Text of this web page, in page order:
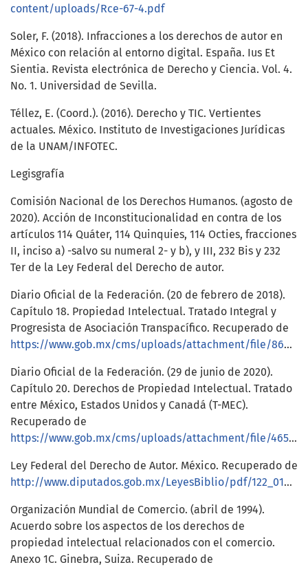
content/uploads/Rce-67-4.pdf
Soler, F. (2018). Infracciones a los derechos de autor en
México con relación al entorno digital. España. Ius Et
Sientia. Revista electrónica de Derecho y Ciencia. Vol. 4.
No. 1. Universidad de Sevilla.
Téllez, E. (Coord.). (2016). Derecho y TIC. Vertientes
actuales. México. Instituto de Investigaciones Jurídicas
de la UNAM/INFOTEC.
Legisgrafía
Comisión Nacional de los Derechos Humanos. (agosto de
2020). Acción de Inconstitucionalidad en contra de los
artículos 114 Quáter, 114 Quinquies, 114 Octies, fracciones
II, inciso a) -salvo su numeral 2- y b), y III, 232 Bis y 232
Ter de la Ley Federal del Derecho de autor.
Diario Oficial de la Federación. (20 de febrero de 2018).
Capítulo 18. Propiedad Intelectual. Tratado Integral y
Progresista de Asociación Transpacífico. Recuperado de
https://www.gob.mx/cms/uploads/attachment/file/86486/18._Propiedad_Intelectual.pdf
Diario Oficial de la Federación. (29 de junio de 2020).
Capítulo 20. Derechos de Propiedad Intelectual. Tratado
entre México, Estados Unidos y Canadá (T-MEC).
Recuperado de
https://www.gob.mx/cms/uploads/attachment/file/465802/20ESPDerechosdeProESPDerechosdeProp.pdf
Ley Federal del Derecho de Autor. México. Recuperado de
http://www.diputados.gob.mx/LeyesBiblio/pdf/122_010720.pdf
Organización Mundial de Comercio. (abril de 1994).
Acuerdo sobre los aspectos de los derechos de
propiedad intelectual relacionados con el comercio.
Anexo 1C. Ginebra, Suiza. Recuperado de